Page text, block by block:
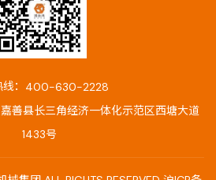
： 400-630-2228
善县长三角经济一体化示范区西塘大道
1433号